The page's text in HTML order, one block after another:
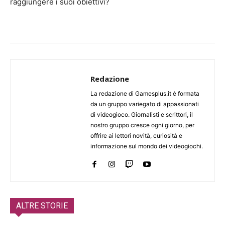
Redazione
La redazione di Gamesplus.it è formata
da un gruppo variegato di appassionati
di videogioco. Giornalisti e scrittori, il
nostro gruppo cresce ogni giorno, per
offrire ai lettori novità, curiosità e
informazione sul mondo dei videogiochi.
ALTRE STORIE